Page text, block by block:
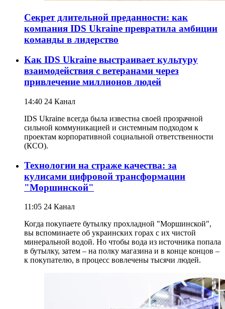
Секрет длительной преданности: как
компания IDS Ukraine превратила амбиции
команды в лидерство
Как IDS Ukraine выстраивает культуру
взаимодействия с ветеранами через
привлечение миллионов людей
14:40 24 Канал
IDS Ukraine всегда была известна своей прозрачной
сильной коммуникацией и системным подходом к
проектам корпоративной социальной ответственности
(КСО).
Технологии на страже качества: за
кулисами цифровой трансформации
"Моршинской"
11:05 24 Канал
Когда покупаете бутылку прохладной "Моршинской",
вы вспоминаете об украинских горах с их чистой
минеральной водой. Но чтобы вода из источника попала
в бутылку, затем – на полку магазина и в конце концов –
к покупателю, в процесс вовлечены тысячи людей.